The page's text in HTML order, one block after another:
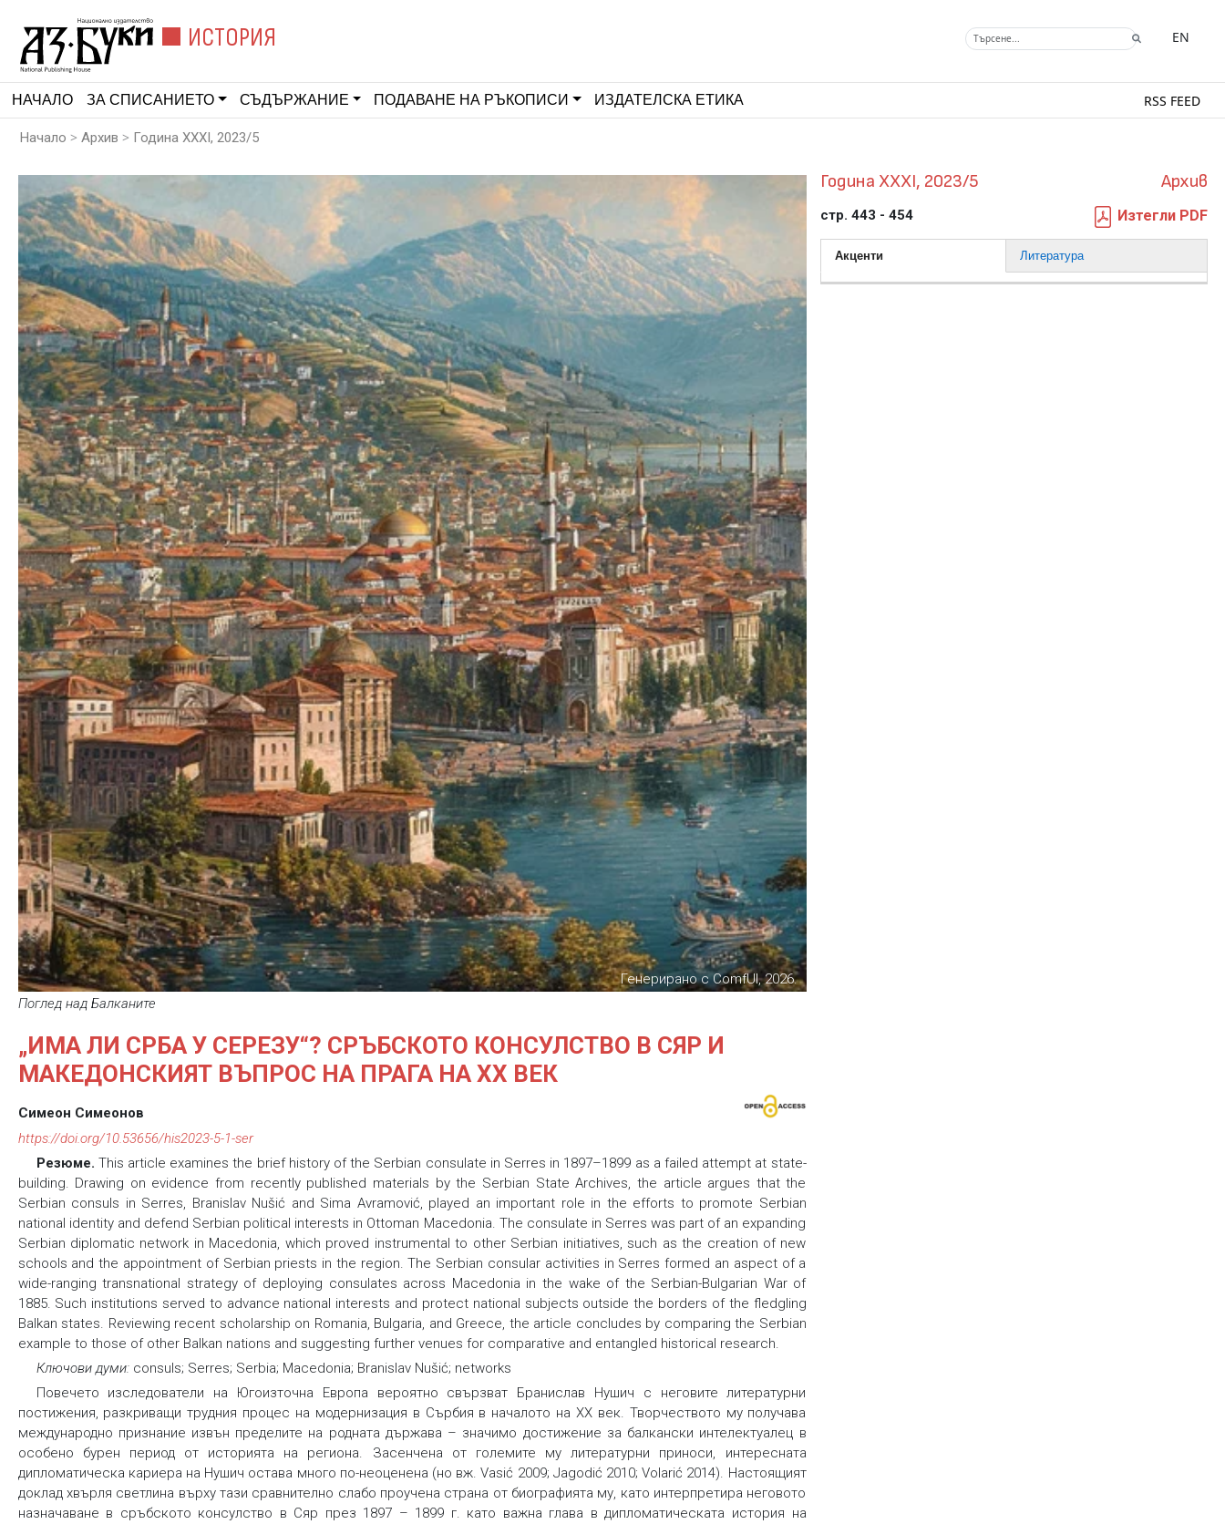
ИСТОРИЯ EN
НАЧАЛО ЗА СПИСАНИЕТО СЪДЪРЖАНИЕ ПОДАВАНЕ НА РЪКОПИСИ ИЗДАТЕЛСКА ЕТИКА RSS FEED
Начало > Архив > Година XXXI, 2023/5
Генерирано с ComfUI, 2026.
Поглед над Балканите
„ИМА ЛИ СРБА У СЕРЕЗУ“? СРЪБСКОТО КОНСУЛСТВО В СЯР И
МАКЕДОНСКИЯТ ВЪПРОС НА ПРАГА НА ХХ ВЕК
Симеон Симеонов
https://doi.org/10.53656/his2023-5-1-ser
Резюме. This article examines the brief history of the Serbian consulate in Serres in 1897–1899 as a failed attempt at state-
building. Drawing on evidence from recently published materials by the Serbian State Archives, the article argues that the
Serbian consuls in Serres, Branislav Nušić and Sima Avramović, played an important role in the efforts to promote Serbian
national identity and defend Serbian political interests in Ottoman Macedonia. The consulate in Serres was part of an expanding
Serbian diplomatic network in Macedonia, which proved instrumental to other Serbian initiatives, such as the creation of new
schools and the appointment of Serbian priests in the region. The Serbian consular activities in Serres formed an aspect of a
wide-ranging transnational strategy of deploying consulates across Macedonia in the wake of the Serbian-Bulgarian War of
1885. Such institutions served to advance national interests and protect national subjects outside the borders of the fledgling
Balkan states. Reviewing recent scholarship on Romania, Bulgaria, and Greece, the article concludes by comparing the Serbian
example to those of other Balkan nations and suggesting further venues for comparative and entangled historical research.
Ключови думи: consuls; Serres; Serbia; Macedonia; Branislav Nušić; networks
Повечето изследователи на Югоизточна Европа вероятно свързват Бранислав Нушич с неговите литературни
постижения, разкриващи трудния процес на модернизация в Сърбия в началото на ХХ век. Творчеството му получава
международно признание извън пределите на родната държава – значимо достижение за балкански интелектуалец в
особено бурен период от историята на региона. Засенчена от големите му литературни приноси, интересната
дипломатическа кариера на Нушич остава много по-неоценена (но вж. Vasić 2009; Jagodić 2010; Volarić 2014). Настоящият
доклад хвърля светлина върху тази сравнително слабо проучена страна от биографията му, като интерпретира неговото
назначаване в сръбското консулство в Сяр през 1897 – 1899 г. като важна глава в дипломатическата история на
Година XXXI, 2023/5 Архив
стр. 443 - 454 Изтегли PDF
Акценти Литература